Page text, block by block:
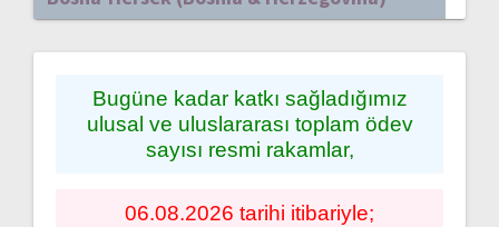
Bugüne kadar katkı sağladığımız
ulusal ve uluslararası toplam ödev
sayısı resmi rakamlar,
06.08.2026 tarihi itibariyle;